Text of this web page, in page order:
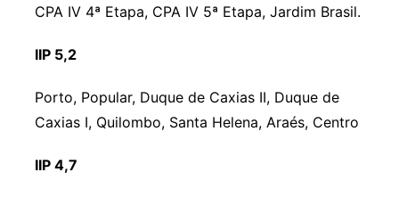
CPA IV 4ª Etapa, CPA IV 5ª Etapa, Jardim Brasil.
IIP 5,2
Porto, Popular, Duque de Caxias II, Duque de
Caxias I, Quilombo, Santa Helena, Araés, Centro
IIP 4,7